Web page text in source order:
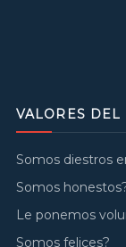
VALORES DEL
Somos diestros
Somos
Le ponemos
Somos felices?